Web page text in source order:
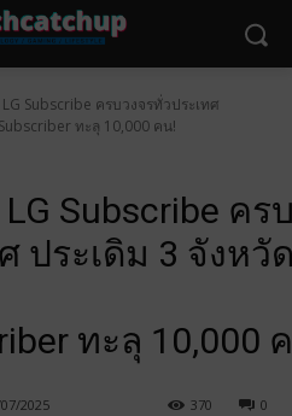
Subscribe ครบวงจรทั่วประเทศ
ทะลุ 10,000 คน!
Subscribe คร
ประเดิม 3 จังหวั
ทะลุ 10,000
2025 0
370